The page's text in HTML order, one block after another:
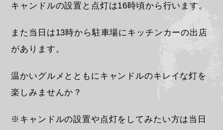
キャンドルの設置と点灯は16時頃から行います。
また当日は13時から駐車場にキッチンカーの出店
があります。
温かいグルメとともにキャンドルのキレイな灯を
楽しみませんか？
※キャンドルの設置や点灯をしてみたい方は当日